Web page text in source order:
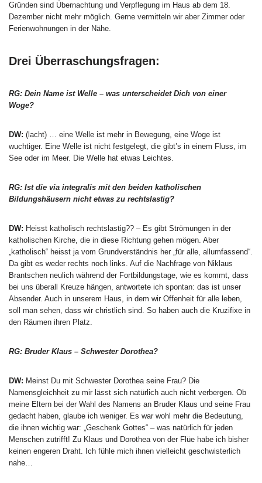
Gründen sind Übernachtung und Verpflegung im Haus ab dem 18.
Dezember nicht mehr möglich. Gerne vermitteln wir aber Zimmer oder
Ferienwohnungen in der Nähe.
Drei Überraschungsfragen:
RG: Dein Name ist Welle – was unterscheidet Dich von einer
Woge?
DW: (lacht) … eine Welle ist mehr in Bewegung, eine Woge ist
wuchtiger. Eine Welle ist nicht festgelegt, die gibt’s in einem Fluss, im
See oder im Meer. Die Welle hat etwas Leichtes.
RG: Ist die via integralis mit den beiden katholischen
Bildungshäusern nicht etwas zu rechtslastig?
DW: Heisst katholisch rechtslastig?? – Es gibt Strömungen in der
katholischen Kirche, die in diese Richtung gehen mögen. Aber
„katholisch“ heisst ja vom Grundverständnis her „für alle, allumfassend“.
Da gibt es weder rechts noch links. Auf die Nachfrage von Niklaus
Brantschen neulich während der Fortbildungstage, wie es kommt, dass
bei uns überall Kreuze hängen, antwortete ich spontan: das ist unser
Absender. Auch in unserem Haus, in dem wir Offenheit für alle leben,
soll man sehen, dass wir christlich sind. So haben auch die Kruzifixe in
den Räumen ihren Platz.
RG: Bruder Klaus – Schwester Dorothea?
DW: Meinst Du mit Schwester Dorothea seine Frau? Die
Namensgleichheit zu mir lässt sich natürlich auch nicht verbergen. Ob
meine Eltern bei der Wahl des Namens an Bruder Klaus und seine Frau
gedacht haben, glaube ich weniger. Es war wohl mehr die Bedeutung,
die ihnen wichtig war: „Geschenk Gottes“ – was natürlich für jeden
Menschen zutrifft! Zu Klaus und Dorothea von der Flüe habe ich bisher
keinen engeren Draht. Ich fühle mich ihnen vielleicht geschwisterlich
nahe…